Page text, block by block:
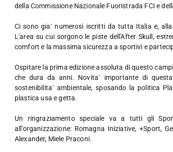
della Commissione Nazionale Fuoristrada FCI e
Ci sono gia` numerosi iscritti da tutta Italia e,
L'area su cui sorgono le piste dell'After Skull,
comfort e la massima sicurezza a sportivi e
Ospitare la prima edizione assoluta di questo
che dura da anni. Novita` importante di
sostenibilita` ambientale, sposando la politica
plastica usa e getta.
Un ringraziamento speciale va a tutti gli
all’organizzazione: Romagna Iniziative, +Sport,
Alexander, Miele Praconi.